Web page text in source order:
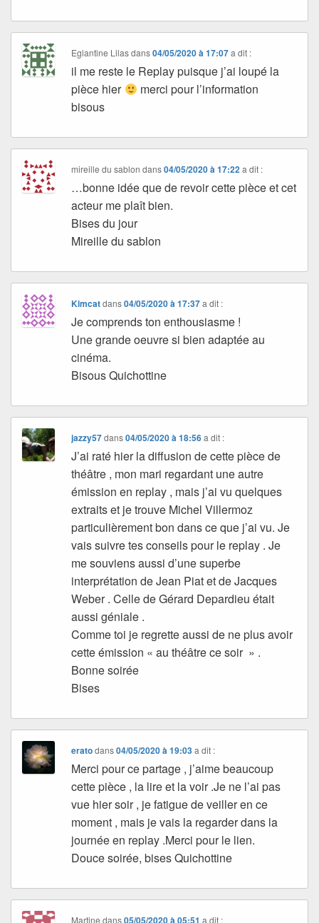
Eglantine Lilasdans04/05/2020 à 17:07 a dit :
il me reste le Replay puisque j’ai loupé la
pièce hier
merci pour l’information
bisous
mireille du sablon dans04/05/2020 à 17:22 a dit :
…bonne idée que de revoir cette pièce et cet
acteur me plaît bien.
Bises du jour
Mireille du sablon
Kimcatdans04/05/2020 à 17:37 a dit :
Je comprends ton enthousiasme !
Une grande oeuvre si bien adaptée au
cinéma.
Bisous Quichottine
jazzy57dans04/05/2020 à 18:56 a dit :
J’ai raté hier la diffusion de cette pièce de
théâtre , mon mari regardant une autre
émission en replay , mais j’ai vu quelques
extraits et je trouve Michel Villermoz
particulièrement bon dans ce que j’ai vu. Je
vais suivre tes conseils pour le replay . Je
me souviens aussi d’une superbe
interprétation de Jean Piat et de Jacques
Weber . Celle de Gérard Depardieu était
aussi géniale .
Comme toi je regrette aussi de ne plus avoir
cette émission « au théâtre ce soir » .
Bonne soirée
Bises
eratodans04/05/2020 à 19:03 a dit :
Merci pour ce partage , j’aime beaucoup
cette pièce , la lire et la voir .Je ne l’ai pas
vue hier soir , je fatigue de veiller en ce
moment , mais je vais la regarder dans la
journée en replay .Merci pour le lien.
Douce soirée, bises Quichottine
Martine dans05/05/2020 à 05:51 a dit :